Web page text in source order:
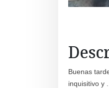
Buenas
inquisitivo y